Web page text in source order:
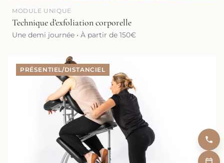
MODULE UNIQUE
Technique d’exfoliation corporelle
Une demi journée • À partir de 150€
PRÉSENTIEL/DISTANCIEL